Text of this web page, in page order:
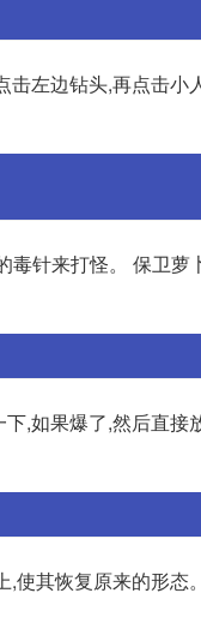
左边钻头,再点击小
针来打怪。 保卫萝
,如果爆了,然后直接
使其恢复原来的形态